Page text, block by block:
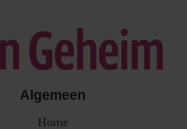
Algemeen
Home